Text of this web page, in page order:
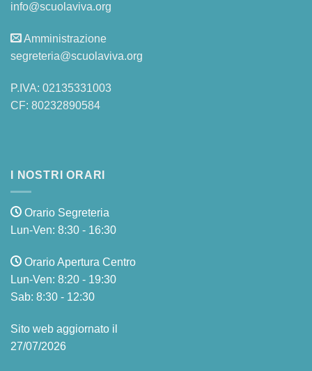
info@scuolaviva.org
Amministrazione
segreteria@scuolaviva.org
P.IVA: 02135331003
CF: 80232890584
I NOSTRI ORARI
Orario Segreteria
Lun-Ven: 8:30 - 16:30
Orario Apertura Centro
Lun-Ven: 8:20 - 19:30
Sab: 8:30 - 12:30
Sito web aggiornato il
27/07/2026